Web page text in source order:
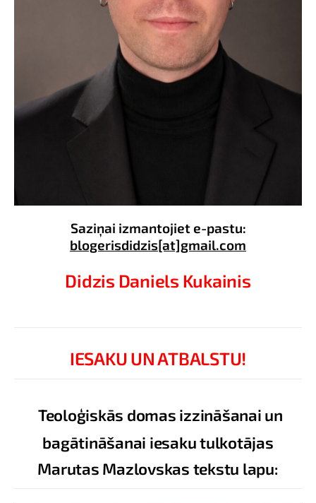
Saziņai izmantojiet e-pastu:
blogerisdidzis[at]gmail.com
Didzis Daniels Kukainis
IESAKU UN ATBALSTU!
Teoloģiskās domas izzināšanai un
bagātināšanai iesaku tulkotājas
Marutas Mazlovskas tekstu lapu: